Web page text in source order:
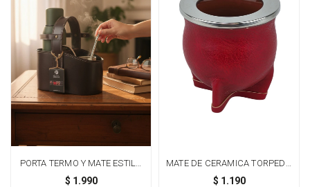
PORTA TERMO Y MATE ESTILO
SEROC - CON SUJECIÓN PARA
$ 1.990
MATE DE CERAMICA TORPEDO
- ROJO
$ 1.190